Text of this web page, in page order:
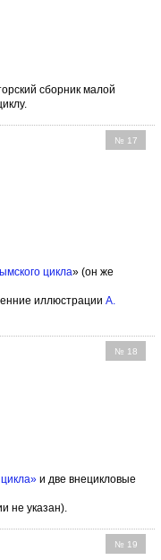
сборник малой
№ 17
цикла» (он же
иллюстрации А.
№ 18
и две внецикловые
не указан).
№ 19